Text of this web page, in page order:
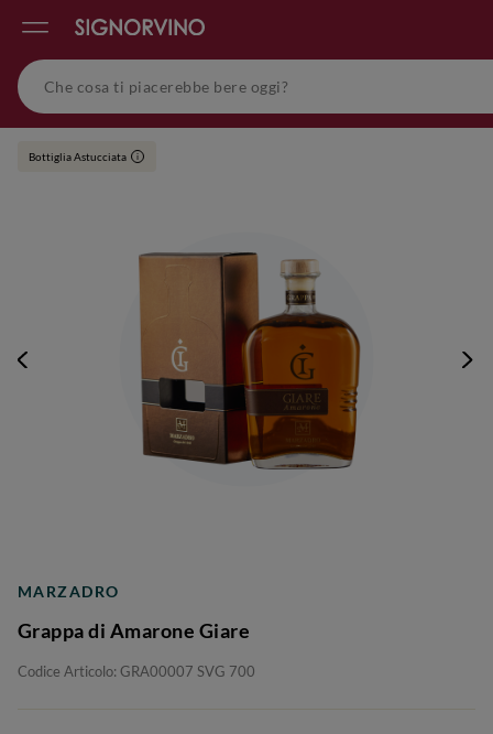
Bottiglia Astucciata i
MARZADRO
Grappa di Amarone Giare
Codice Articolo: GRA00007 SVG 700